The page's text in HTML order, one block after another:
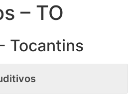
– TO
Tocantins